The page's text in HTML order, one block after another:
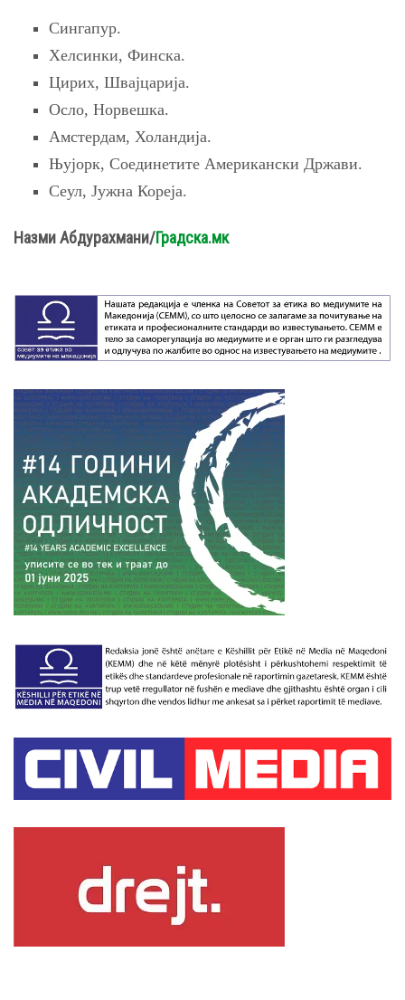
Сингапур.
Хелсинки, Финска.
Цирих, Швајцарија.
Осло, Норвешка.
Амстердам, Холандија.
Њујорк, Соединетите Американски Држави.
Сеул, Јужна Кореја.
Назми Абдурахмани/Градска.мк